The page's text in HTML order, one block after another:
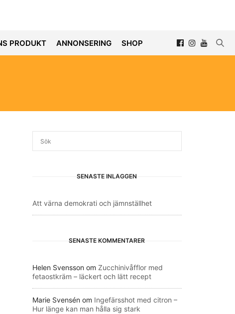
PRODUKT ANNONSERING SHOP
SENASTE INLÄGGEN
Att värna demokrati och jämnställhet
SENASTE KOMMENTARER
Helen Svensson om Zucchinivåfflor med
fetaostkräm – läckert och lätt recept
Marie Svensén om Ingefärsshot med citron –
Hur länge kan man hålla sig stark